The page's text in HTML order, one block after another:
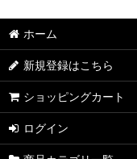
ホーム
新規登録はこちら
ショッピングカート
ログイン